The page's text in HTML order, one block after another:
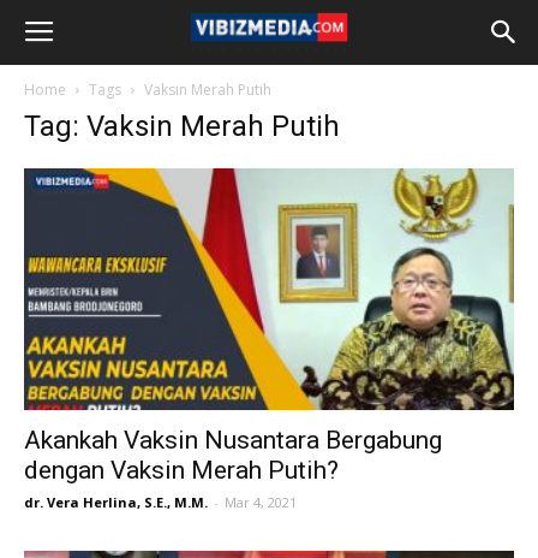
Home Tags Vaksin Merah Putih
Tag: Vaksin Merah Putih
Akankah Vaksin Nusantara Bergabung
dengan Vaksin Merah Putih?
dr. Vera Herlina, S.E., M.M. - Mar 4, 2021